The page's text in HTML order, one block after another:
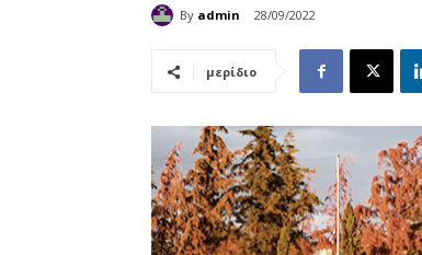
By admin 28/09/2022
μερίδιο